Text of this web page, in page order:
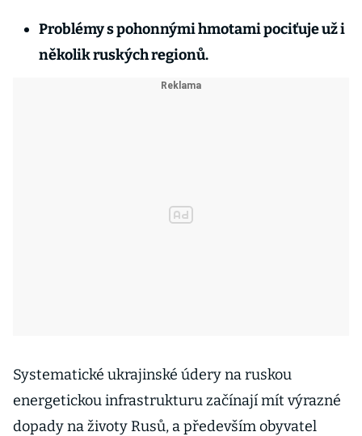
Problémy s pohonnými hmotami pociťuje už i
několik ruských regionů.
Systematické ukrajinské údery na ruskou
energetickou infrastrukturu začínají mít výrazné
dopady na životy Rusů, a především obyvatel